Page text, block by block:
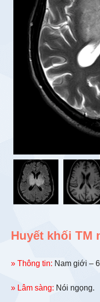
Huyết khối TM
» Thông tin: Nam giới –
» Lâm sàng: Nói ngọng.